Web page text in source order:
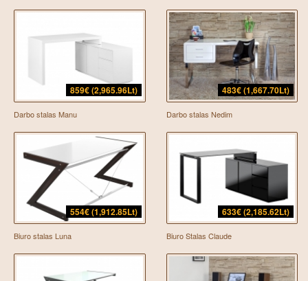
859€ (2,965.96Lt)
Darbo stalas Manu
483€ (1,667.70Lt)
Darbo stalas Nedim
554€ (1,912.85Lt)
Biuro stalas Luna
633€ (2,185.62Lt)
Biuro Stalas Claude